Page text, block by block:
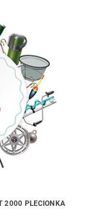
2000 PLECIONKA